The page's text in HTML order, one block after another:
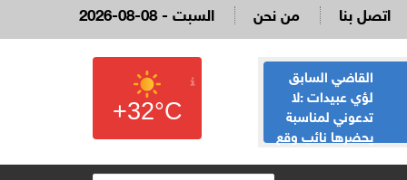
2026-08-08 - السبت من نحن اتصل بنا
القاضي السابق
لؤي عبيدات :لا
تدعوني لمناسبة
يحضرها نائب وقع
الحياصات ينفي
صحة انباء صدور
نتائج الثانوية العامة
غدا الخميس
+32°C